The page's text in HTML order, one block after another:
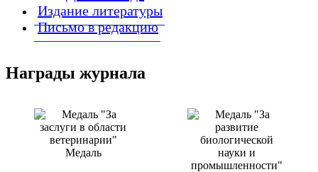
Издание литературы
Письмо в редакцию
Награды журнала
Медаль